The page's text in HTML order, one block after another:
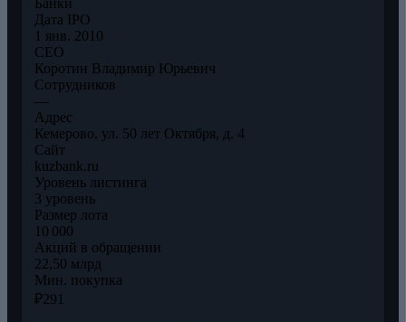
Банки
Дата IPO
1 янв. 2010
CEO
Коротин Владимир Юрьевич
Сотрудников
—
Адрес
Кемерово, ул. 50 лет Октября, д. 4
Сайт
kuzbank.ru
Уровень листинга
3 уровень
Размер лота
10 000
Акций в обращении
22,50 млрд
Мин. покупка
₽291